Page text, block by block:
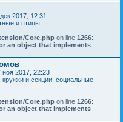
2017, 12:31
и птицы
Core.php on line 1266:
an object that implements
ноя 2017, 22:23
кружки и секции, социальные
Core.php on line 1266:
an object that implements